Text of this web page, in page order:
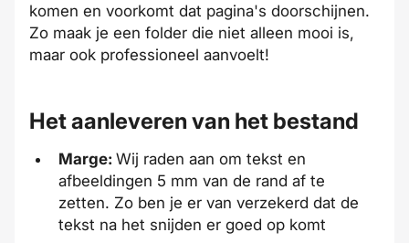
komen en voorkomt dat pagina's doorschijnen.
Zo maak je een folder die niet alleen mooi is,
maar ook professioneel aanvoelt!
Het aanleveren van het bestand
Marge: Wij raden aan om tekst en
afbeeldingen 5 mm van de rand af te
zetten. Zo ben je er van verzekerd dat de
tekst na het snijden er goed op komt